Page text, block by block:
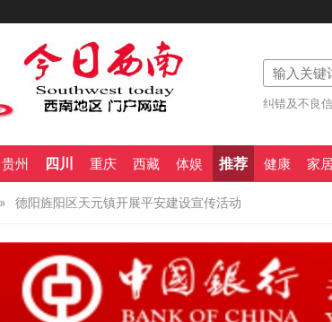
纠错及不良
贵州 四川 重庆 西藏 体娱 推荐 健康 家
德阳旌阳区天元镇开展平安建设宣传活动